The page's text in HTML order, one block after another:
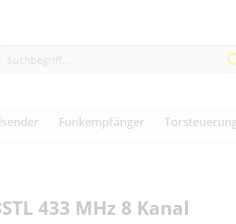
Funkempfänger
433 MHz 8 Kanal